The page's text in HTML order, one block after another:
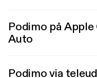
Podimo på
Auto
Podimo via